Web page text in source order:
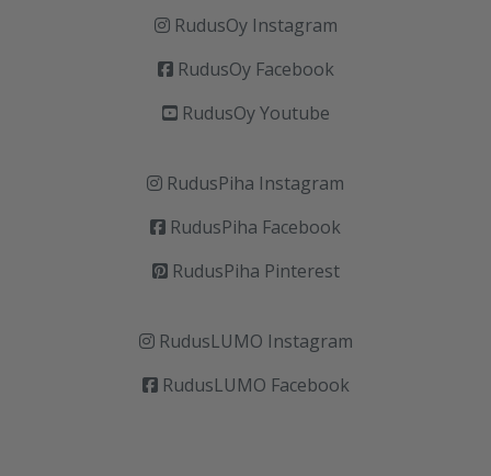
RudusOy Instagram
RudusOy Facebook
RudusOy Youtube
RudusPiha Instagram
RudusPiha Facebook
RudusPiha Pinterest
RudusLUMO Instagram
RudusLUMO Facebook